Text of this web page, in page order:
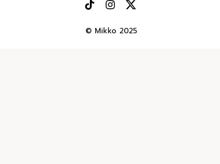
© Mikko 2025